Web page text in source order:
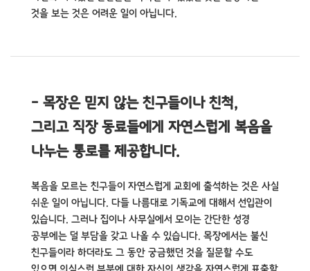
것을 보는 것은 어려운 일이 아닙니다.
- 목장은 믿지 않는 친구들이나 친척,
그리고 직장 동료들에게 자연스럽게 복음을
나누는 통로를 제공합니다.
복음을 모르는 친구들이 자연스럽게 교회에 출석하는 것은 사실
쉬운 일이 아닙니다. 다들 나름대로 기독교에 대해서 선입관이
있습니다. 그러나 집이나 사무실에서 모이는 간단한 성경
공부에는 덜 부담을 갖고 나올 수 있습니다. 목장에서는 불신
친구들이라 하더라도 그 동안 궁금했던 것을 질문할 수도